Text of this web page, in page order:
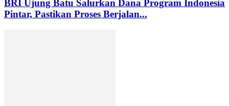
BRI Ujung Batu Salurkan Dana Program Indonesia
Pintar, Pastikan Proses Berjalan...